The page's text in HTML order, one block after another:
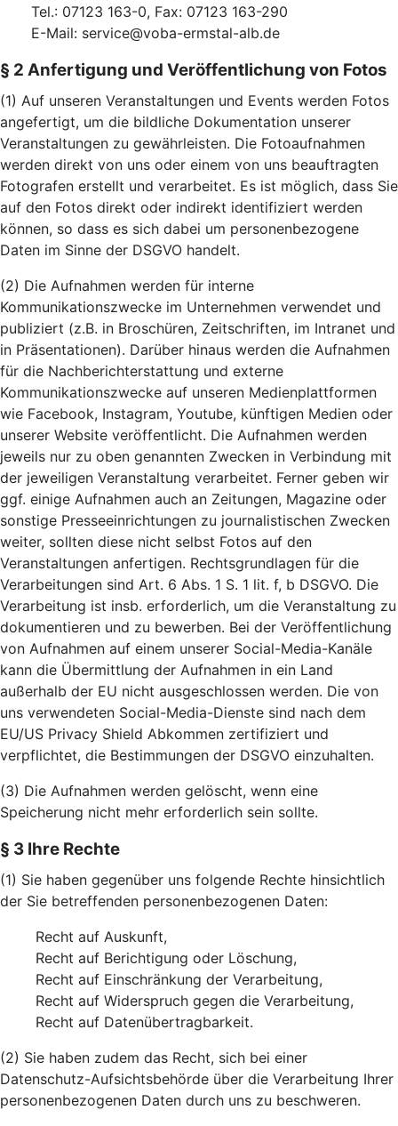
Tel.: 07123 163-0, Fax: 07123 163-290
E-Mail: service@voba-ermstal-alb.de
§ 2 Anfertigung und Veröffentlichung von Fotos
(1) Auf unseren Veranstaltungen und Events werden Fotos
angefertigt, um die bildliche Dokumentation unserer
Veranstaltungen zu gewährleisten. Die Fotoaufnahmen
werden direkt von uns oder einem von uns beauftragten
Fotografen erstellt und verarbeitet. Es ist möglich, dass Sie
auf den Fotos direkt oder indirekt identifiziert werden
können, so dass es sich dabei um personenbezogene
Daten im Sinne der DSGVO handelt.
(2) Die Aufnahmen werden für interne
Kommunikationszwecke im Unternehmen verwendet und
publiziert (z.B. in Broschüren, Zeitschriften, im Intranet und
in Präsentationen). Darüber hinaus werden die Aufnahmen
für die Nachberichterstattung und externe
Kommunikationszwecke auf unseren Medienplattformen
wie Facebook, Instagram, Youtube, künftigen Medien oder
unserer Website veröffentlicht. Die Aufnahmen werden
jeweils nur zu oben genannten Zwecken in Verbindung mit
der jeweiligen Veranstaltung verarbeitet. Ferner geben wir
ggf. einige Aufnahmen auch an Zeitungen, Magazine oder
sonstige Presseeinrichtungen zu journalistischen Zwecken
weiter, sollten diese nicht selbst Fotos auf den
Veranstaltungen anfertigen. Rechtsgrundlagen für die
Verarbeitungen sind Art. 6 Abs. 1 S. 1 lit. f, b DSGVO. Die
Verarbeitung ist insb. erforderlich, um die Veranstaltung zu
dokumentieren und zu bewerben. Bei der Veröffentlichung
von Aufnahmen auf einem unserer Social-Media-Kanäle
kann die Übermittlung der Aufnahmen in ein Land
außerhalb der EU nicht ausgeschlossen werden. Die von
uns verwendeten Social-Media-Dienste sind nach dem
EU/US Privacy Shield Abkommen zertifiziert und
verpflichtet, die Bestimmungen der DSGVO einzuhalten.
(3) Die Aufnahmen werden gelöscht, wenn eine
Speicherung nicht mehr erforderlich sein sollte.
§ 3 Ihre Rechte
(1) Sie haben gegenüber uns folgende Rechte hinsichtlich
der Sie betreffenden personenbezogenen Daten:
Recht auf Auskunft,
Recht auf Berichtigung oder Löschung,
Recht auf Einschränkung der Verarbeitung,
Recht auf Widerspruch gegen die Verarbeitung,
Recht auf Datenübertragbarkeit.
(2) Sie haben zudem das Recht, sich bei einer
Datenschutz-Aufsichtsbehörde über die Verarbeitung Ihrer
personenbezogenen Daten durch uns zu beschweren.